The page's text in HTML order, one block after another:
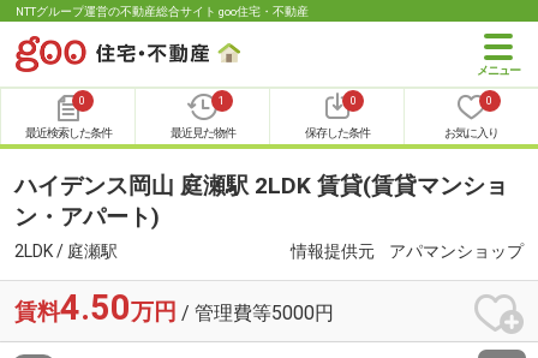
NTTグループ運営の不動産総合サイト goo住宅・不動産
0
最近検索した条件
1
最近見た物件
0
保存した条件
0
お気に入り
ハイデンス岡山 庭瀬駅 2LDK 賃貸(賃貸マンショ
ン・アパート)
2LDK / 庭瀬駅 情報提供元 アパマンショップ
賃料4.50万円 / 管理費等5000円